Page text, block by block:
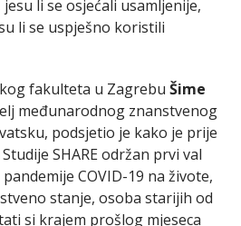
li se osjećali usamljenije,
li se uspješno koristili
fakulteta u Zagrebu Šime
međunarodnog znanstvenog
podsjetio je kako je prije
SHARE održan prvi val
COVID-19 na živote,
stanje, osoba starijih od
si krajem prošlog mjeseca